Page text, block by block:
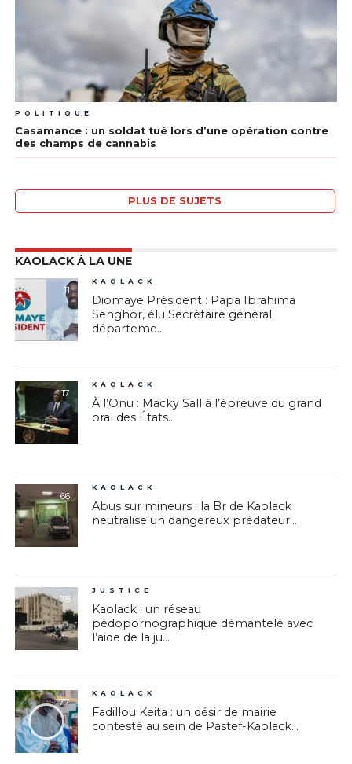
POLITIQUE
Casamance : un soldat tué lors d’une opération contre
des champs de cannabis
PLUS DE SUJETS
KAOLACK À LA UNE
11
KAOLACK
Diomaye Président : Papa Ibrahima
Senghor, élu Secrétaire général
départeme...
17
KAOLACK
À l’Onu : Macky Sall à l’épreuve du grand
oral des États...
66
KAOLACK
Abus sur mineurs : la Br de Kaolack
neutralise un dangereux prédateur...
78
JUSTICE
Kaolack : un réseau
pédopornographique démantelé avec
l’aide de la ju...
77
KAOLACK
Fadillou Keita : un désir de mairie
contesté au sein de Pastef-Kaolack...